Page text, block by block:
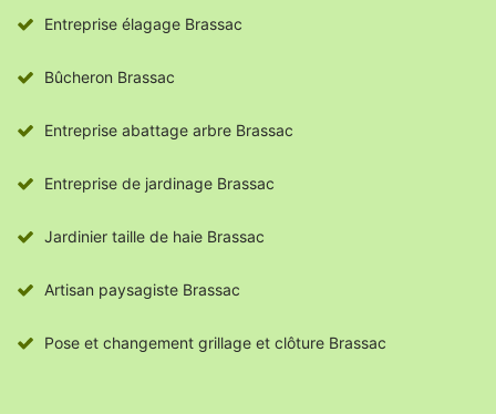
Entreprise élagage Brassac
Bûcheron Brassac
Entreprise abattage arbre Brassac
Entreprise de jardinage Brassac
Jardinier taille de haie Brassac
Artisan paysagiste Brassac
Pose et changement grillage et clôture Brassac